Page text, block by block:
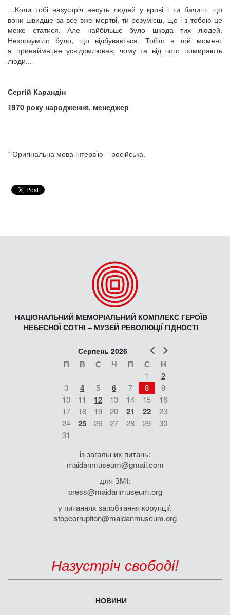
…Коли тобі назустріч несуть людей у крові і ти бачиш, що
вони швидше за все вже мертві, ти розумієш, що і з тобою це
може статися. Але найбільше було шкода тих людей.
Незрозуміло було, що відбувається. Тобто в той момент
я принаймні,не усвідомлював, чому та від чого помирають
люди...
Сергій Карандін
1970 року народження, менеджер
* Оригінальна мова інтерв’ю – російська.
НАЦІОНАЛЬНИЙ МЕМОРІАЛЬНИЙ КОМПЛЕКС ГЕРОЇВ
НЕБЕСНОЇ СОТНІ – МУЗЕЙ РЕВОЛЮЦІЇ ГІДНОСТІ
Попер
Серпень 2026
П В С Ч П С Н
1 2
3 4 5 6 7 8
9
10
11 12 13 14 15
16
17
18 19 20 21 22
23
24
25 26 27 28 29
30
31
із загальних питань:
maidanmuseum@gmail.com
для ЗМІ:
press@maidanmuseum.org
у питаннях запобігання корупції:
stopcorruption@maidanmuseum.org
Назустріч свободі!
НОВИНИ